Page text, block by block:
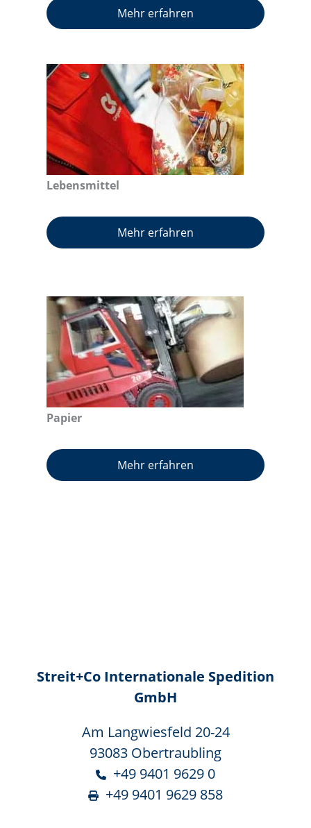
Mehr erfahren
Lebensmittel
Mehr erfahren
Papier
Mehr erfahren
Streit+Co Internationale Spedition
GmbH
Am Langwiesfeld 20-24
93083 Obertraubling
+49 9401 9629 0
+49 9401 9629 858